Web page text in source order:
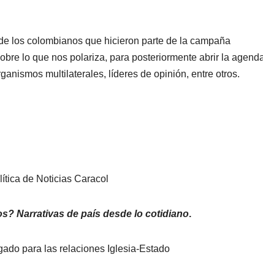
los colombianos que hicieron parte de la campaña
lo que nos polariza, para posteriormente abrir la
multilaterales, líderes de opinión, entre otros.
de Noticias Caracol
Narrativas de país desde lo cotidiano.
para las relaciones Iglesia-Estado